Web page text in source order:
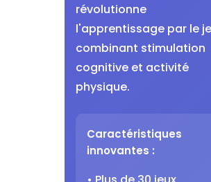
révolutionne
l'apprentissage par le
combinant stimulation
cognitive et activité
physique.
Caractéristiques
innovantes :